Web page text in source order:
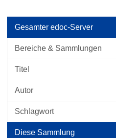
Gesamter edoc-Server
Bereiche & Sammlungen
Titel
Autor
Schlagwort
Diese Sammlung